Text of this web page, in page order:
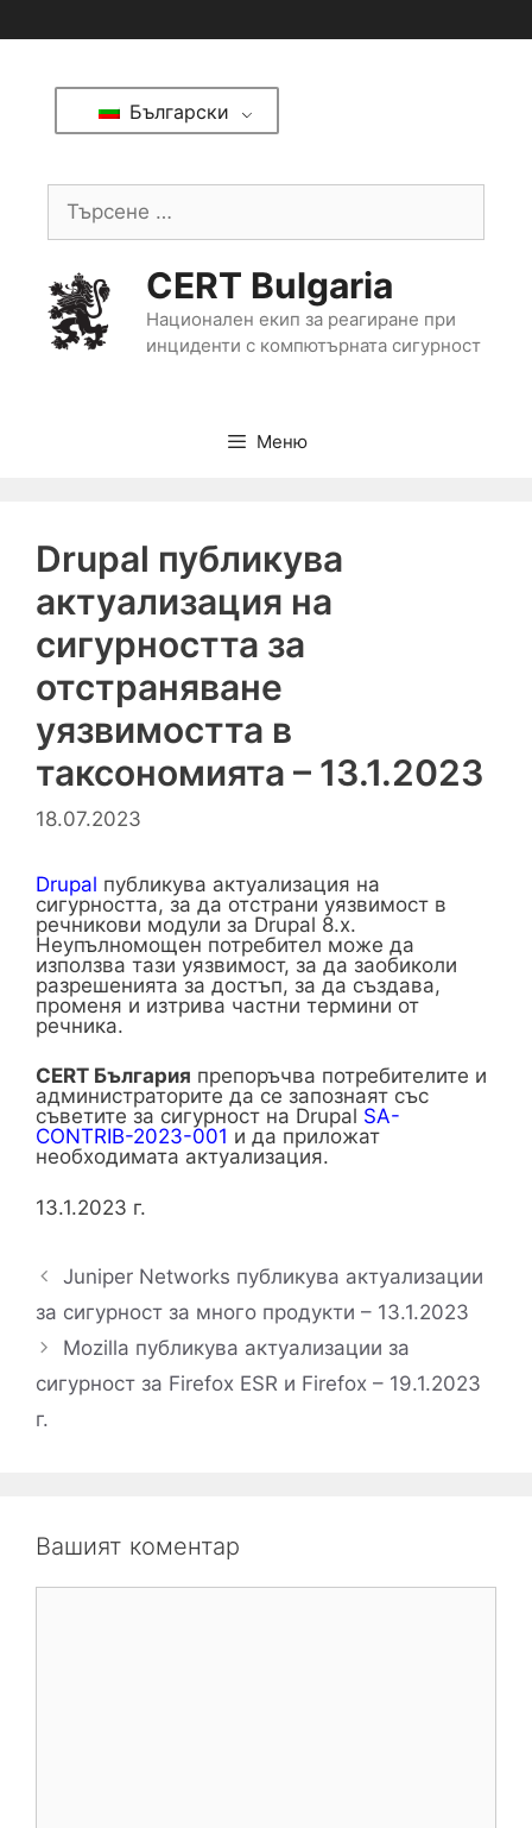
Български
CERT Bulgaria
Национален екип за реагиране при
инциденти с компютърната сигурност
Меню
Drupal публикува
актуализация на
сигурността за
отстраняване
уязвимостта в
таксономията – ​13.1.2023
18.07.2023
Drupal публикува актуализация на
сигурността, за да отстрани уязвимост в
речникови модули за Drupal 8.x.
Неупълномощен потребител може да
използва тази уязвимост, за да заобиколи
разрешенията за достъп, за да създава,
променя и изтрива частни термини от
речника.
CERT България препоръчва потребителите и
администраторите да се запознаят със
съветите за сигурност на Drupal SA-
CONTRIB-2023-001 и да приложат
необходимата актуализация.
​13.1.2023 г.
Juniper Networks публикува актуализации
за сигурност за много продукти – 13.1.2023
Mozilla публикува актуализации за
сигурност за Firefox ESR и Firefox – 19.1.2023
г.
Вашият коментар